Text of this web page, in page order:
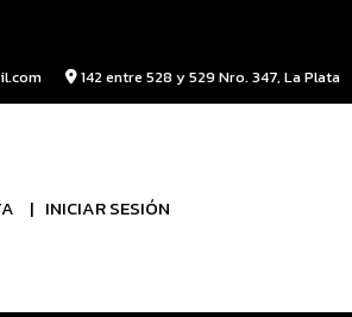
142 entre 528 y 529 Nro. 347, La Plata
INICIAR SESIÓN